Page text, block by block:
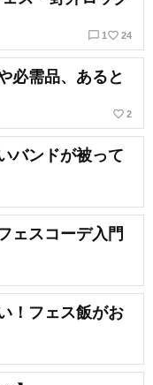
chat_bubble_outline 1 favorite_border 24
必需品、あると
favorite_border 2
バンドが被って
ェスコーデ入門
！フェス飯がお